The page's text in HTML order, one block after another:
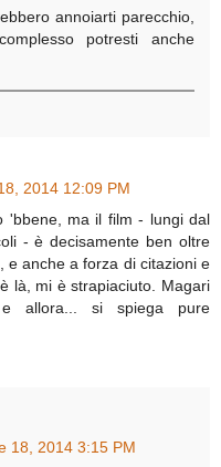
annoiarti parecchio,
potresti anche
2014 12:09 PM
'bbene, ma il film - lungi dal
- è decisamente ben oltre
e anche a forza di citazioni e
là, mi è strapiaciuto. Magari
allora... si spiega pure
18, 2014 3:15 PM